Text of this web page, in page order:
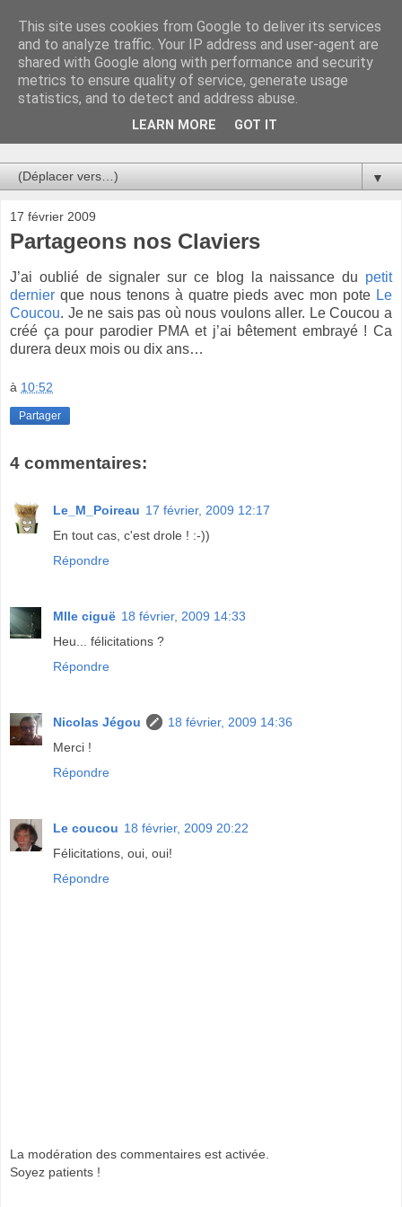
Au bistro !
La connerie étant le seul chemin susceptible de nous faire
entrevoir une parcelle de vérité, utilisons la par des moyens
de communication efficaces. Le temps qu'on remplisse nos
▼
17 février 2009
Partageons nos Claviers
J’ai oublié de signaler sur ce blog la naissance du petit
dernier que nous tenons à quatre pieds avec mon pote Le
Coucou. Je ne sais pas où nous voulons aller. Le Coucou a
créé ça pour parodier PMA et j’ai bêtement embrayé ! Ca
durera deux mois ou dix ans…
à 10:52
Partager
4 commentaires:
Le_M_Poireau 17 février, 2009 12:17
En tout cas, c'est drole ! :-))
Répondre
Mlle ciguë 18 février, 2009 14:33
Heu... félicitations ?
Répondre
Nicolas Jégou
18 février, 2009 14:36
Merci !
Répondre
Le coucou 18 février, 2009 20:22
Félicitations, oui, oui!
Répondre
La modération des commentaires est activée.
Soyez patients !
This site uses cookies from Google to deliver its services
and to analyze traffic. Your IP address and user-agent are
shared with Google along with performance and security
metrics to ensure quality of service, generate usage
statistics, and to detect and address abuse.
LEARN MORE GOT IT